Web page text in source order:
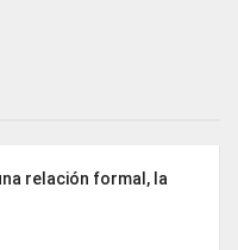
relación formal, la